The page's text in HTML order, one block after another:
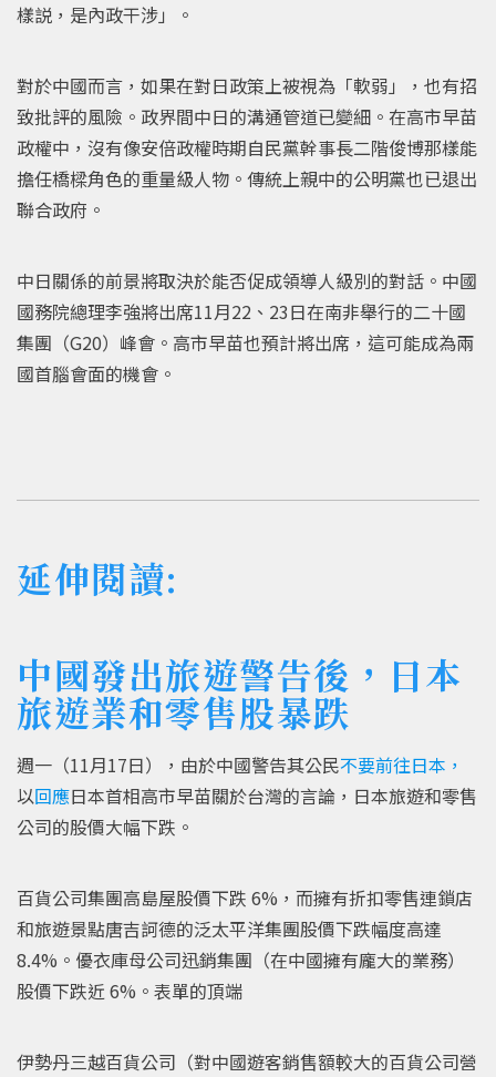
樣説，是內政干涉」。
對於中國而言，如果在對日政策上被視為「軟弱」，也有招
致批評的風險。政界間中日的溝通管道已變細。在高市早苗
政權中，沒有像安倍政權時期自民黨幹事長二階俊博那樣能
擔任橋樑角色的重量級人物。傳統上親中的公明黨也已退出
聯合政府。
中日關係的前景將取決於能否促成領導人級別的對話。中國
國務院總理李強將出席11月22、23日在南非舉行的二十國
集團（G20）峰會。高市早苗也預計將出席，這可能成為兩
國首腦會面的機會。
延伸閱讀:
中國發出旅遊警告後，日本
旅遊業和零售股暴跌
週一（11月17日），由於中國警告其公民不要前往日本，
以回應日本首相高市早苗關於台灣的言論，日本旅遊和零售
公司的股價大幅下跌。
百貨公司集團高島屋股價下跌 6%，而擁有折扣零售連鎖店
和旅遊景點唐吉訶德的泛太平洋集團股價下跌幅度高達
8.4%。優衣庫母公司迅銷集團（在中國擁有龐大的業務）
股價下跌近 6%。表單的頂端
伊勢丹三越百貨公司（對中國遊客銷售額較大的百貨公司營